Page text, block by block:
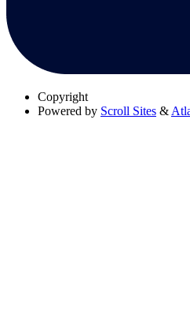
Copyright
Powered by Scroll Sites &